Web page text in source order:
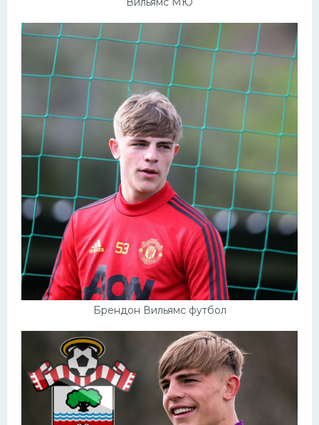
Брендон Вильямс футбол